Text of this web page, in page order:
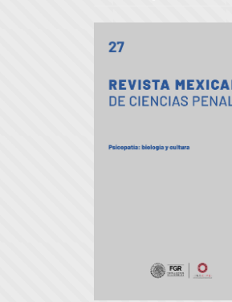
Barra
lateral
del
artículo